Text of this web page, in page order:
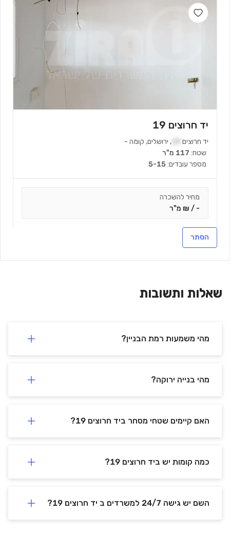
יד חרוצים 19
יד חרוצים , ירושלים, קומה -
שטח: 117 מ"ר
מספר עובדים:5-15
מחיר להשכרה
- / ₪ מ"ר
יד חרוצים 19
200 מ"ר
מספר עובדים:8-25
הסתר
שאלות ותשובות
מהי משמעות רמת הבניין?
מהי בנייה ירוקה?
האם קיימים שטחי מסחר ביד חרוצים 19?
כמה קומות יש ביד חרוצים 19?
השם יש גישה 24/7 למשרדים ב יד חרוצים 19?